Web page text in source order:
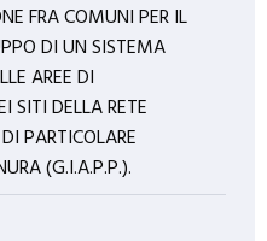
FRA COMUNI PER IL
DI UN SISTEMA
AREE DI
SITI DELLA RETE
PARTICOLARE
(G.I.A.P.P.).